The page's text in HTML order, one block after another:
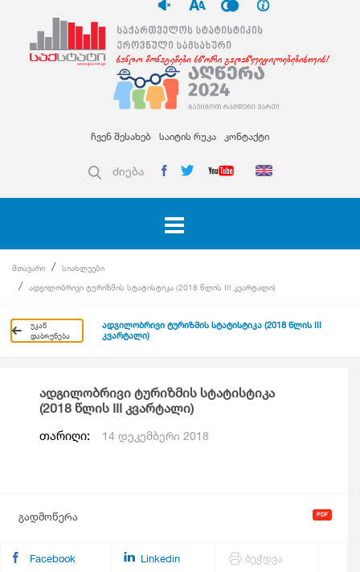
ჩვენ შესახებ საიტის რუკა კონტაქტი
ძიება
მთავარი
სიახლეები
ადგილობრივი ტურიზმის სტატისტიკა (2018 წლის III კვარტალი)
უკან
დაბრუნება
ადგილობრივი ტურიზმის სტატისტიკა (2018 წლის III
კვარტალი)
ადგილობრივი ტურიზმის სტატისტიკა
(2018 წლის III კვარტალი)
თარიღი: 14 დეკემბერი 2018
გადმოწერა
Facebook Linkedin ბეჭდვა